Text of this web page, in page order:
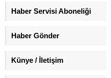
Haber Servisi Aboneliği
Haber Gönder
Künye / İletişim